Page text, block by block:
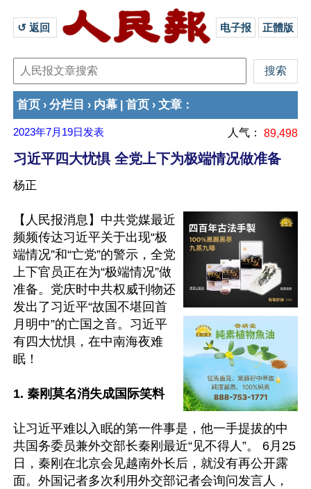
↺ 返回 电子报 正體版
首页 › 分栏目 › 内幕 首页 › 文章 ：
2023年7月19日 发表 人气： 89,498
习近平四大忧惧 全党上下为极端情况做准备
杨正
【人民报消息】中共党媒最近
频频传达习近平关于出现“极
端情况”和“亡党”的警示，全党
上下官员正在为“极端情况”做
准备。党庆时中共权威刊物还
发出了习近平“故国不堪回首
月明中”的亡国之音。习近平
有四大忧惧，在中南海夜难
眠！
1. 秦刚莫名消失成国际笑料
让习近平难以入眠的第一件事是，他一手提拔的中
共国务委员兼外交部长秦刚最近“见不得人”。 6月25
日，秦刚在北京会见越南外长后，就没有再公开露
面。外国记者多次利用外交部记者会询问发言人，